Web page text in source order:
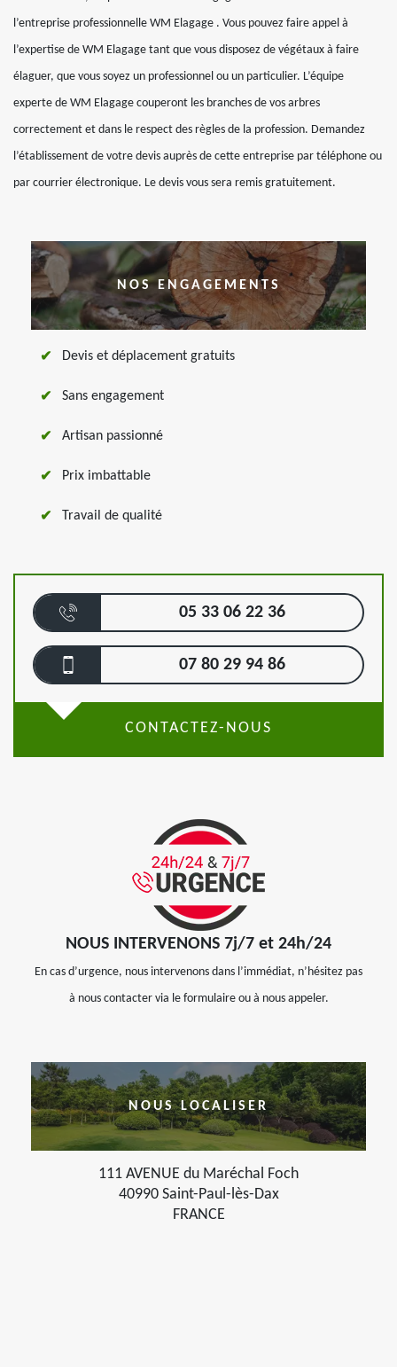
l’entreprise professionnelle WM Elagage . Vous pouvez faire appel à
l’expertise de WM Elagage tant que vous disposez de végétaux à faire
élaguer, que vous soyez un professionnel ou un particulier. L’équipe
experte de WM Elagage couperont les branches de vos arbres
correctement et dans le respect des règles de la profession. Demandez
l’établissement de votre devis auprès de cette entreprise par téléphone ou
par courrier électronique. Le devis vous sera remis gratuitement.
NOS ENGAGEMENTS
Devis et déplacement gratuits
Sans engagement
Artisan passionné
Prix imbattable
Travail de qualité
05 33 06 22 36
07 80 29 94 86
CONTACTEZ-NOUS
NOUS INTERVENONS 7j/7 et 24h/24
En cas d’urgence, nous intervenons dans l’immédiat, n’hésitez pas
à nous contacter via le formulaire ou à nous appeler.
NOUS LOCALISER
111 AVENUE du Maréchal Foch
40990 Saint-Paul-lès-Dax
FRANCE